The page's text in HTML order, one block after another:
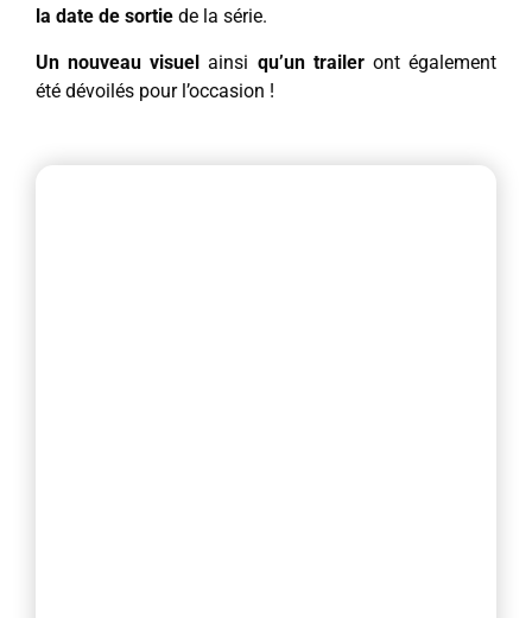
la date de sortie de la série.
Un nouveau visuelainsi qu’un traileront également
été dévoilés pour l’occasion !